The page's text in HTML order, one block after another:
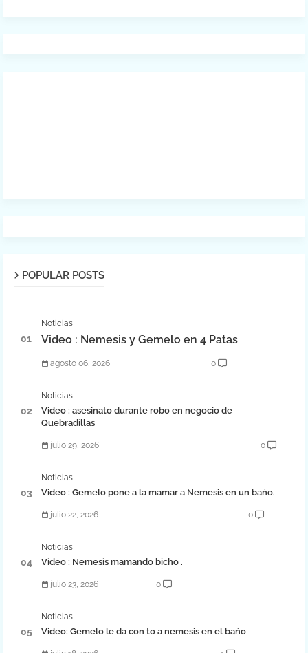
POPULAR POSTS
Noticias
Video : Nemesis y Gemelo en 4 Patas
agosto 06, 2026 0
Noticias
Video : asesinato durante robo en negocio de
Quebradillas
julio 29, 2026 0
Noticias
Video : Gemelo pone a la mamar a Nemesis en un bańo.
julio 22, 2026 0
Noticias
Video : Nemesis mamando bicho .
julio 23, 2026 0
Noticias
Video: Gemelo le da con to a nemesis en el bańo